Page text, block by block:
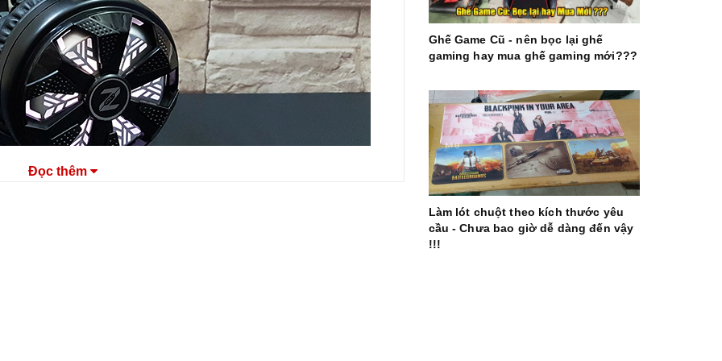
Đọc thêm
Ghế Game Cũ - nên bọc lại ghế
gaming hay mua ghế gaming mới???
Làm lót chuột theo kích thước yêu
cầu - Chưa bao giờ dễ dàng đến vậy
!!!